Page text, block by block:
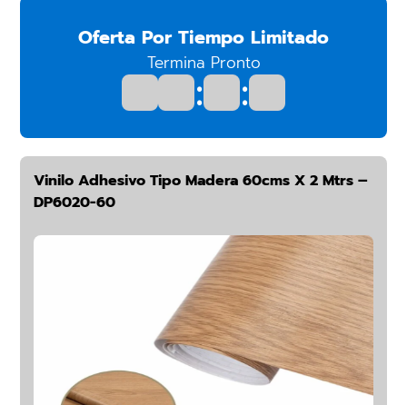
Oferta Por Tiempo Limitado
Termina Pronto
: :
Vinilo Adhesivo Tipo Madera 60cms X 2 Mtrs –
DP6020-60